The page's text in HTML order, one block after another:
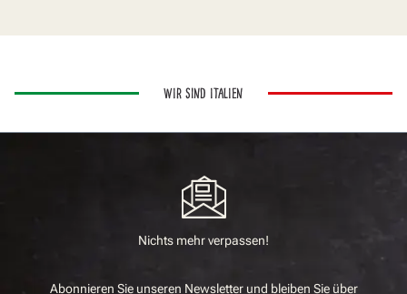
WIR SIND ITALIEN
Nichts mehr verpassen!
Abonnieren Sie unseren Newsletter und bleiben Sie über